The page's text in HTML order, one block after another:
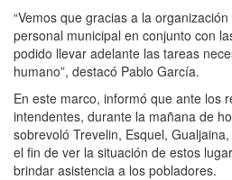
“Vemos que gracias a la
personal municipal en conjunto con
podido llevar adelante las tareas
humano”, destacó Pablo García.
En este marco, informó que ante los
intendentes, durante la mañana de
sobrevoló Trevelin, Esquel,
el fin de ver la situación de estos
brindar asistencia a los pobladores.